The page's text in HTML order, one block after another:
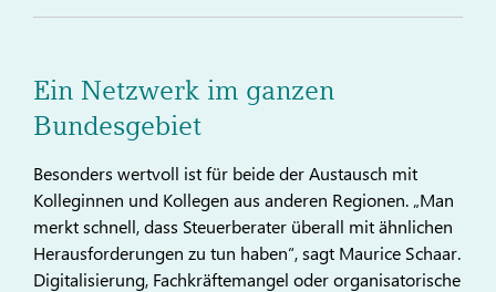
Ein Netzwerk im ganzen
Bundesgebiet
Besonders wertvoll ist für beide der Austausch mit
Kolleginnen und Kollegen aus anderen Regionen. „Man
merkt schnell, dass Steuerberater überall mit ähnlichen
Herausforderungen zu tun haben“, sagt Maurice Schaar.
Digitalisierung, Fachkräftemangel oder organisatorische